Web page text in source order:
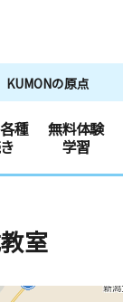
KUMONの原点
種
無料体験
学習
室